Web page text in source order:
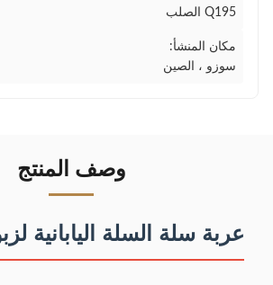
Q195 الصلب
مكان المنشأ:
سوزو ، الصين
وصف المنتج
عربة سلة السلة اليابانية